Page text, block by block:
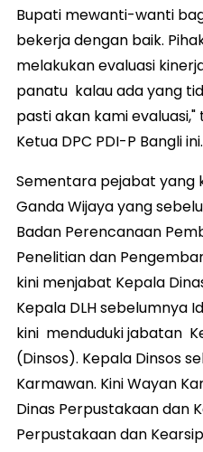
Bupati mewanti-wanti
bekerja dengan baik.
melakukan evaluasi
panatu kalau ada yang
pasti akan kami
Ketua DPC PDI-P Bangli ini.
Sementara pejabat yang
Ganda Wijaya yang
Badan Perencanaan
Penelitian dan
kini menjabat Kepala
Kepala DLH sebelumnya
kini menduduki jabatan
(Dinsos). Kepala Dinsos
Karmawan. Kini Wayan
Dinas Perpustakaan dan
Perpustakaan dan